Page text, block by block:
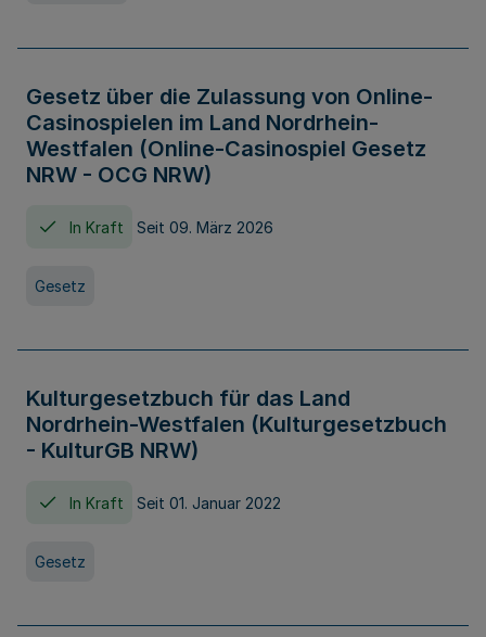
Gesetz über die Zulassung von Online-
Casinospielen im Land Nordrhein-
Westfalen (Online-Casinospiel Gesetz
NRW - OCG NRW)
In Kraft Seit 09. März 2026
Gesetz
Kulturgesetzbuch für das Land
Nordrhein-Westfalen (Kulturgesetzbuch
- KulturGB NRW)
In Kraft Seit 01. Januar 2022
Gesetz